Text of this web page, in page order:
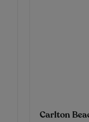
Carlton